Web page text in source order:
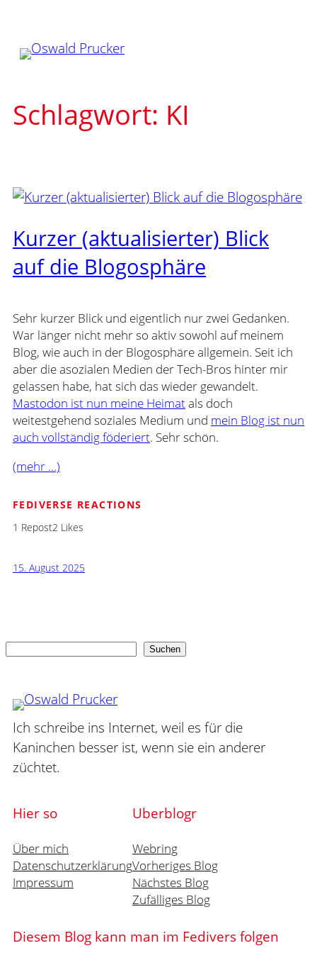
springen
Schlagwort: KI
Kurzer (aktualisierter) Blick
auf die Blogosphäre
Sehr kurzer Blick und eigentlich nur zwei Gedanken.
War länger nicht mehr so aktiv sowohl auf meinem
Blog, wie auch in der Blogosphäre allgemein. Seit ich
aber die asozialen Medien der Tech-Bros hinter mir
gelassen habe, hat sich das wieder gewandelt.
Mastodon ist nun meine Heimatals doch
weitestgehend soziales Medium und mein Blog ist nun
auch vollständig föderiert. Sehr schön.
(mehr …)
FEDIVERSE REACTIONS
1 Repost2 Likes
15. August 2025
Suchen Suchen
Ich schreibe ins Internet, weil es für die
Kaninchen besser ist, wenn sie ein anderer
züchtet.
Hier so
Über mich
Datenschutzerklärung
Impressum
Uberblogr
Webring
Vorheriges Blog
Nächstes Blog
Zufälliges Blog
Diesem Blog kann man im Fedivers folgen